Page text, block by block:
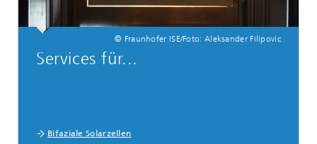
© Fraunhofer ISE/Foto: Aleksander Filipovic
Services für...
Bifaziale Solarzellen